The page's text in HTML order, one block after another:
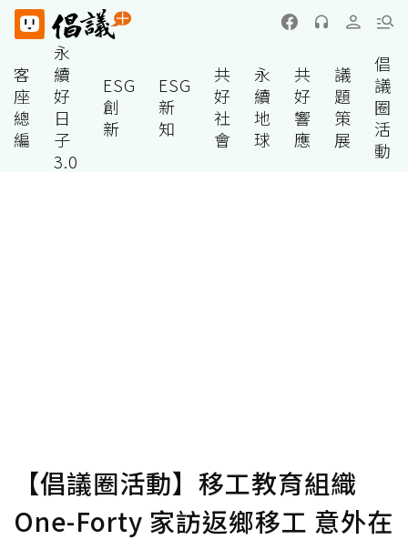
客
座
總
編
永
續
好
日
子
3.0
ESG
創
新
ESG
新
知
共
好
社
會
永
續
地
球
共
好
響
應
議
題
策
展
倡
議
圈
活
動
【倡議圈活動】移工教育組織
One-Forty 家訪返鄉移工 意外在